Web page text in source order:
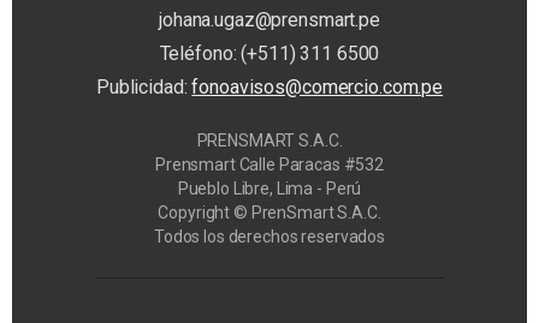
johana.ugaz@prensmart.pe
Teléfono: (+511) 311 6500
Publicidad:fonoavisos@comercio.com.pe
PRENSMART S.A.C.
Prensmart Calle Paracas #532
Pueblo Libre, Lima - Perú
Copyright © PrenSmart S.A.C.
Todos los derechos reservados